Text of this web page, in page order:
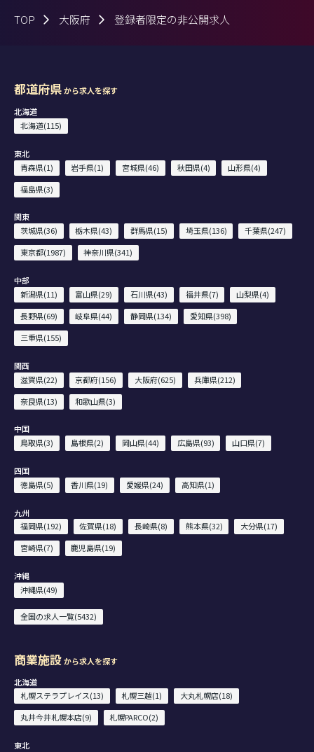
TOP 大阪府 登録者限定の非公開求人
都道府県から求人を探す
北海道
北海道(115)
東北
青森県(1)
岩手県(1) 宮城県(46) 秋田県(4)
山形県(4)
福島県(3)
関東
茨城県(36)
栃木県(43) 群馬県(15) 埼玉県(136)
千葉県(247)
東京都(1987)
神奈川県(341)
中部
新潟県(11)
富山県(29) 石川県(43) 福井県(7)
山梨県(4)
長野県(69)
岐阜県(44) 静岡県(134)
愛知県(398)
三重県(155)
関西
滋賀県(22)
京都府(156) 大阪府(625)
兵庫県(212)
奈良県(13)
和歌山県(3)
中国
鳥取県(3)
島根県(2) 岡山県(44) 広島県(93) 山口県(7)
四国
徳島県(5)
香川県(19) 愛媛県(24) 高知県(1)
九州
福岡県(192)
佐賀県(18) 長崎県(8) 熊本県(32)
大分県(17)
宮崎県(7)
鹿児島県(19)
沖縄
沖縄県(49)
全国の求人一覧(5432)
商業施設から求人を探す
北海道
札幌ステラプレイス(13)
札幌三越(1)
大丸札幌店(18)
丸井今井札幌本店(9)
札幌PARCO(2)
東北